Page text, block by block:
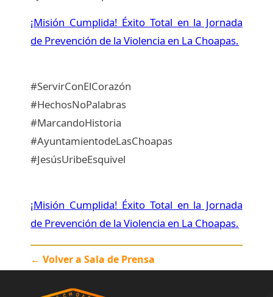
¡Misión Cumplida! Éxito Total en la Jornada
de Prevención de la Violencia en La Choapas.
#ServirConElCorazón
#HechosNoPalabras
#MarcandoHistoria
#AyuntamientodeLasChoapas
#JesúsUribeEsquivel
¡Misión Cumplida! Éxito Total en la Jornada
de Prevención de la Violencia en La Choapas.
← Volver a Sala de Prensa